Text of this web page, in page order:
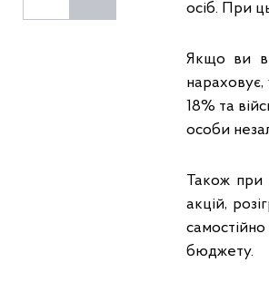
осіб. При
Якщо ви
18% та
особи
Також при
акцій,
бюджету.